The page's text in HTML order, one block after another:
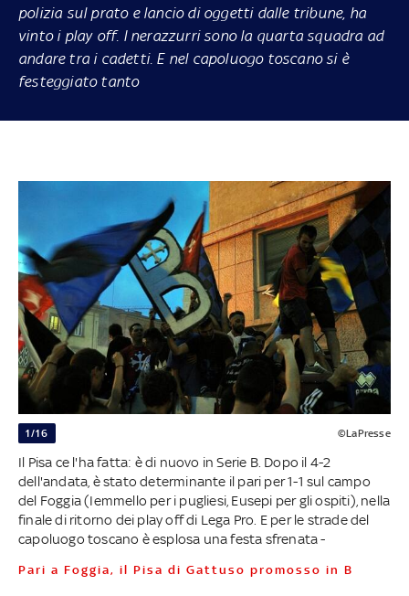
polizia sul prato e lancio di oggetti dalle tribune, ha
vinto i play off. I nerazzurri sono la quarta squadra ad
andare tra i cadetti. E nel capoluogo toscano si è
festeggiato tanto
1/16 ©LaPresse
Il Pisa ce l'ha fatta: è di nuovo in Serie B. Dopo il 4-2
dell'andata, è stato determinante il pari per 1-1 sul campo
del Foggia (Iemmello per i pugliesi, Eusepi per gli ospiti), nella
finale di ritorno dei play off di Lega Pro. E per le strade del
capoluogo toscano è esplosa una festa sfrenata -
Pari a Foggia, il Pisa di Gattuso promosso in B